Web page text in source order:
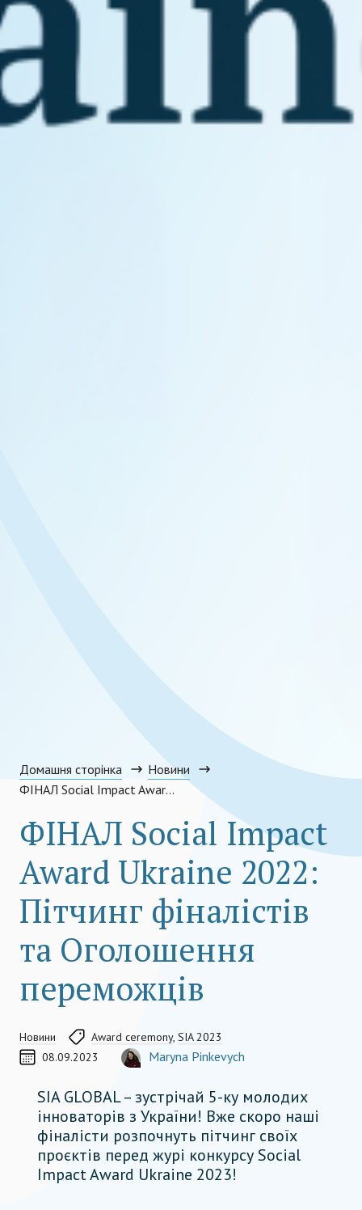
Домашня сторінка
Новини
ФІНАЛ Social Impact Award Ukraine 2022: Пітчинг фіналістів та Оголошення переможців
ФІНАЛ Social Impact
Award Ukraine 2022:
Пітчинг фіналістів
та Оголошення
переможців
Новини Award ceremony, SIA 2023
CREATED ON
08.09.2023 АВТОРMaryna Pinkevych
SIA GLOBAL – зустрічай 5-ку молодих
інноваторів з України! Вже скоро наші
фіналісти розпочнуть пітчинг своїх
проєктів перед журі конкурсу Social
Impact Award Ukraine 2023!